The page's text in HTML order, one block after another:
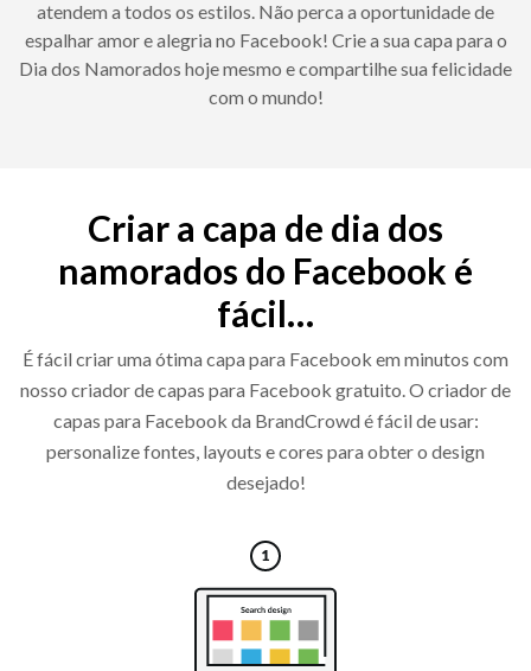
atendem a todos os estilos. Não perca a oportunidade de
espalhar amor e alegria no Facebook! Crie a sua capa para o
Dia dos Namorados hoje mesmo e compartilhe sua felicidade
com o mundo!
Criar a capa de dia dos
namorados do Facebook é
fácil…
É fácil criar uma ótima capa para Facebook em minutos com
nosso criador de capas para Facebook gratuito. O criador de
capas para Facebook da BrandCrowd é fácil de usar:
personalize fontes, layouts e cores para obter o design
desejado!